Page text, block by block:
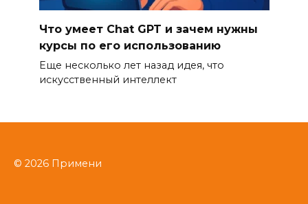
Что умеет Chat GPT и зачем нужны
курсы по его использованию
Еще несколько лет назад идея, что
искусственный интеллект
© 2026 Примени